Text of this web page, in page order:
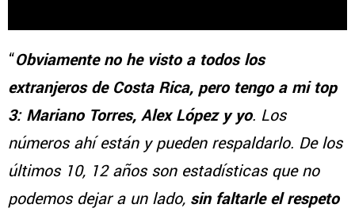
“Obviamente no he visto a todos los
extranjeros de Costa Rica, pero tengo a mi top
3: Mariano Torres, Alex López y yo. Los
números ahí están y pueden respaldarlo. De los
últimos 10, 12 años son estadísticas que no
podemos dejar a un lado, sin faltarle el respeto